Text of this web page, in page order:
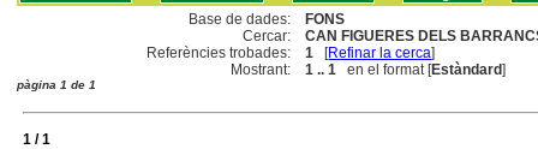
Base de dades:
FONS
Cercar:
CAN FIGUERES DELS
Referències trobades:
1 [Refinar la cerca]
Mostrant:
1 .. 1 en el format [Estàndard]
pàgina 1 de 1
1 / 1